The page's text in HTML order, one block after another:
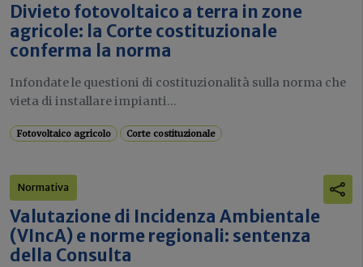
Divieto fotovoltaico a terra in zone
agricole: la Corte costituzionale
conferma la norma
Infondate le questioni di costituzionalità sulla norma che
vieta di installare impianti...
Fotovoltaico agricolo Corte costituzionale
Normativa
Valutazione di Incidenza Ambientale
(VIncA) e norme regionali: sentenza
della Consulta